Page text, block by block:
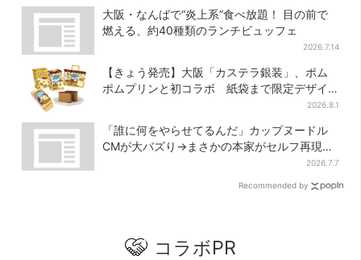
行販売
芸”【豊臣兄弟】
大阪・なんばで“炎上系”食べ放題！ 目の前で
燃える、約40種類のランチビュッフェ
2026.7.14
【きょう発売】大阪「カステラ銀装」、ポム
ポムプリンと初コラボ 紙袋まで限定デザイ
2026.8.1
「誰に何をやらせてるんだ」カップヌードル
CMが大バズり→まさかの本家がセルフ再現
「仕事早すぎ」「もうこっちにした方が…」
2026.7.7
Recommended by
コラボPR